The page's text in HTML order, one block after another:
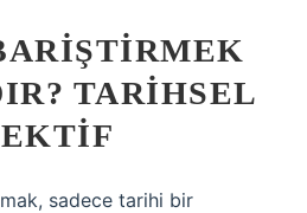
TARIHSEL
sadece tarihi bir